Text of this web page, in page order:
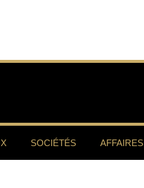
SOCIÉTÉS AFFAIRES